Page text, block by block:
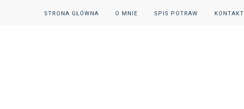
STRONA GŁÓWNA O MNIE SPIS POTRAW KONTAKT